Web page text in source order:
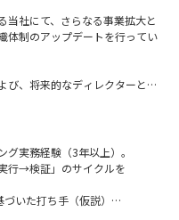
当社にて、さらなる事業拡大と
体制のアップデートを行ってい
び、将来的なディレクターとし
ィング戦略・実行の指揮を担
成に向けた集客戦略の策定。
トを用いた効果測定やPDCAサ
られたマーケティング予算の
実務経験（3年以上）。
行→検証」のサイクルを
いた打ち手（仮説）